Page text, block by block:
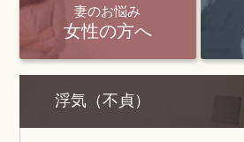
妻のお悩み
女性の方へ
浮気（不貞）